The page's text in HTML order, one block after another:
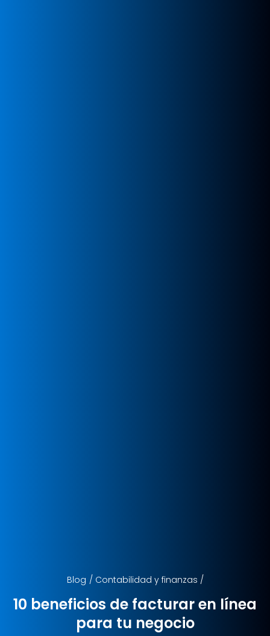
Blog / Contabilidad y finanzas /
10 beneficios de facturar en línea
para tu negocio